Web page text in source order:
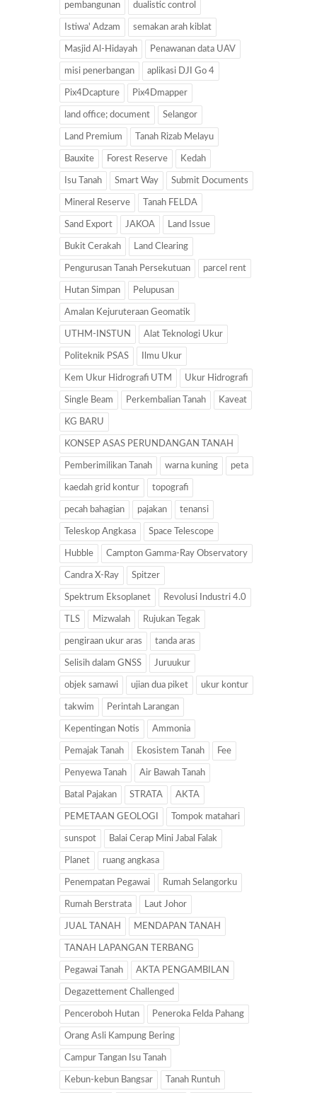
pembangunan dualistic control
Istiwa' Adzam semakan arah kiblat
Masjid Al-Hidayah Penawanan data UAV
misi penerbangan aplikasi DJI Go 4
Pix4Dcapture Pix4Dmapper
land office; document Selangor
Land Premium Tanah Rizab Melayu
Bauxite Forest Reserve Kedah
Isu Tanah Smart Way Submit Documents
Mineral Reserve Tanah FELDA
Sand Export JAKOA Land Issue
Bukit Cerakah Land Clearing
Pengurusan Tanah Persekutuan parcel rent
Hutan Simpan Pelupusan
Amalan Kejuruteraan Geomatik
UTHM-INSTUN Alat Teknologi Ukur
Politeknik PSAS Ilmu Ukur
Kem Ukur Hidrografi UTM Ukur Hidrografi
Single Beam Perkembalian Tanah Kaveat
KG BARU
KONSEP ASAS PERUNDANGAN TANAH
Pemberimilikan Tanah warna kuning peta
kaedah grid kontur topografi
pecah bahagian pajakan tenansi
Teleskop Angkasa Space Telescope
Hubble Campton Gamma-Ray Observatory
Candra X-Ray Spitzer
Spektrum Eksoplanet Revolusi Industri 4.0
TLS Mizwalah Rujukan Tegak
pengiraan ukur aras tanda aras
Selisih dalam GNSS Juruukur
objek samawi ujian dua piket ukur kontur
takwim Perintah Larangan
Kepentingan Notis Ammonia
Pemajak Tanah Ekosistem Tanah Fee
Penyewa Tanah Air Bawah Tanah
Batal Pajakan STRATA AKTA
PEMETAAN GEOLOGI Tompok matahari
sunspot Balai Cerap Mini Jabal Falak
Planet ruang angkasa
Penempatan Pegawai Rumah Selangorku
Rumah Berstrata Laut Johor
JUAL TANAH MENDAPAN TANAH
TANAH LAPANGAN TERBANG
Pegawai Tanah AKTA PENGAMBILAN
Degazettement Challenged
Penceroboh Hutan Peneroka Felda Pahang
Orang Asli Kampung Bering
Campur Tangan Isu Tanah
Kebun-kebun Bangsar Tanah Runtuh